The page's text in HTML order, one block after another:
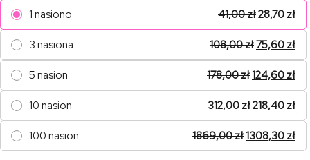
1 nasiono
41,00zł28,70 zł
3 nasiona 108,00zł75,60 zł
5 nasion 178,00zł124,60 zł
10 nasion 312,00zł218,40 zł
100 nasion 1869,00zł1308,30 zł